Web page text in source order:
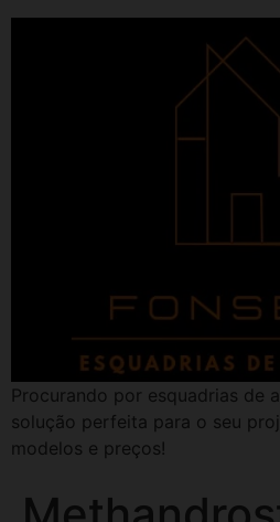
Procurando por esquadrias de
solução perfeita para o seu
modelos e preços!